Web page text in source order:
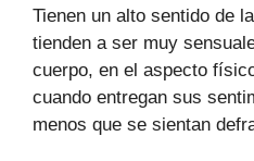
Tienen un alto sentido de
tienden a ser muy
cuerpo, en el aspecto
cuando entregan sus
menos que se sientan